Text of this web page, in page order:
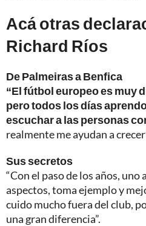
Acá otras
Richard Ríos
De Palmeiras a Benfica
“El fútbol europeo es muy
pero todos los días
escuchar a las personas
realmente me ayudan a
Sus secretos
“Con el paso de los años, uno
aspectos, toma ejemplo y
cuido mucho fuera del club,
una gran diferencia”.